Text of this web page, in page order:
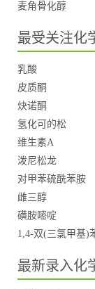
麦角骨化醇
最受关注化
乳酸
皮质酮
炔诺酮
氢化可的松
维生素A
泼尼松龙
对甲苯硫酰苯胺
雌三醇
磺胺嘧啶
1,4-双(三氯甲基)
最新录入化